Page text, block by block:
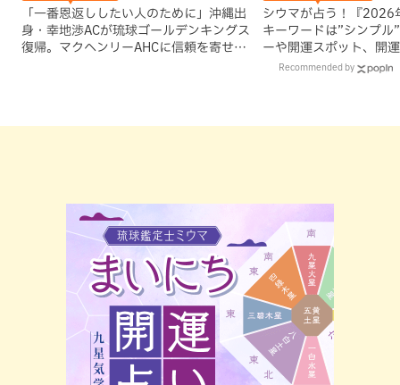
「一番恩返ししたい人のために」沖縄出
身・幸地渉ACが琉球ゴールデンキングス
復帰。マクヘンリーAHCに信頼を寄せる
シウマが占う！『2026
キーワードは”シンプル
ーや開運スポット、開
Recommended by